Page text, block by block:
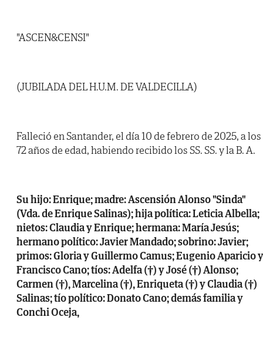
"ASCEN&CENSI"
(JUBILADA DEL H.U.M. DE VALDECILLA)
Falleció en Santander, el día 10 de febrero de 2025, a los
72 años de edad, habiendo recibido los SS. SS. y la B. A.
Su hijo: Enrique; madre: Ascensión Alonso "Sinda"
(Vda. de Enrique Salinas); hija política: Leticia Albella;
nietos: Claudia y Enrique; hermana: María Jesús;
hermano político: Javier Mandado; sobrino: Javier;
primos: Gloria y Guillermo Camus; Eugenio Aparicio y
Francisco Cano; tíos: Adelfa (†) y José (†) Alonso;
Carmen (†), Marcelina (†), Enriqueta (†) y Claudia (†)
Salinas; tío político: Donato Cano; demás familia y
Conchi Oceja,